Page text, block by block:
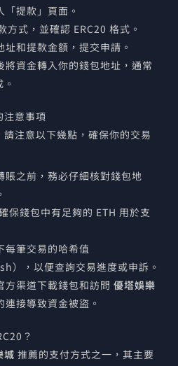
提款」頁面。
方式，並確認 ERC20 格式。
和提款金額，提交申請。
將資金轉入你的錢包地址，通常
注意事項
注意以下幾點，確保你的交易
賬之前，務必仔細核對錢包地
保錢包中有足夠的 ETH 用於支
每筆交易的哈希值
），以便查詢交易進度或申訴。
方渠道下載錢包和訪問 優塔娛樂
連接導致資金被盜。
？
城 推薦的支付方式之一，其主要